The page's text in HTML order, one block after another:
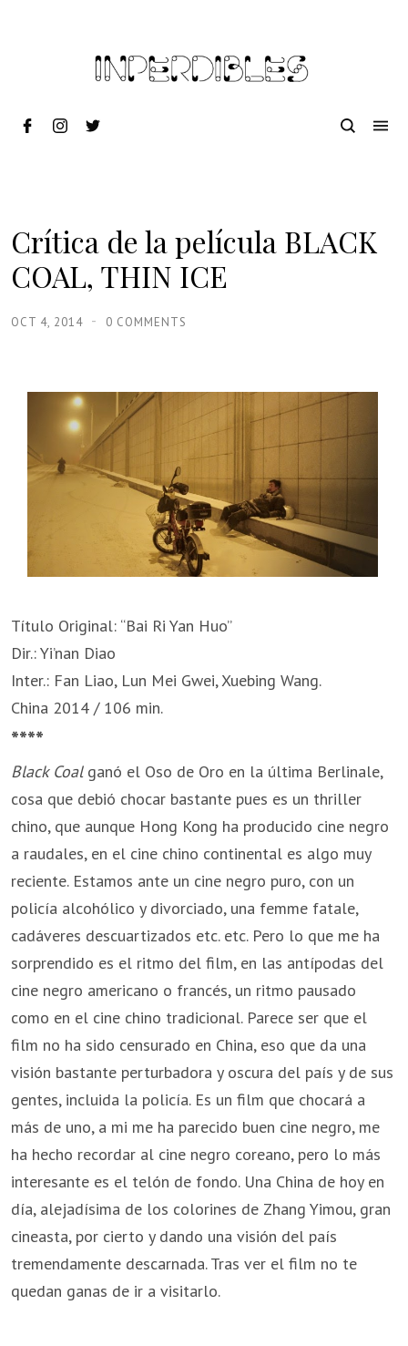
Crítica de la película BLACK
COAL, THIN ICE
OCT 4, 2014 0 COMMENTS
Título Original: “Bai Ri Yan Huo”
Dir.: Yi’nan Diao
Inter.: Fan Liao, Lun Mei Gwei, Xuebing Wang.
China 2014 / 106 min.
****
Black Coalganó el Oso de Oro en la última Berlinale,
cosa que debió chocar bastante pues es un thriller
chino, que aunque Hong Kong ha producido cine negro
a raudales, en el cine chino continental es algo muy
reciente. Estamos ante un cine negro puro, con un
policía alcohólico y divorciado, una femme fatale,
cadáveres descuartizados etc. etc. Pero lo que me ha
sorprendido es el ritmo del film, en las antípodas del
cine negro americano o francés, un ritmo pausado
como en el cine chino tradicional. Parece ser que el
film no ha sido censurado en China, eso que da una
visión bastante perturbadora y oscura del país y de sus
gentes, incluida la policía. Es un film que chocará a
más de uno, a mi me ha parecido buen cine negro, me
ha hecho recordar al cine negro coreano, pero lo más
interesante es el telón de fondo. Una China de hoy en
día, alejadísima de los colorines de Zhang Yimou, gran
cineasta, por cierto y dando una visión del país
tremendamente descarnada. Tras ver el film no te
quedan ganas de ir a visitarlo.